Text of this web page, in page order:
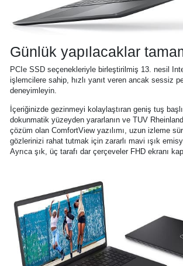
Günlük yapılacaklar
PCIe SSD seçenekleriyle birleştirilmiş 13. nesil
işlemcilere sahip, hızlı yanıt veren ancak sessiz
deneyimleyin.
İçeriğinizde gezinmeyi kolaylaştıran geniş tuş
dokunmatik yüzeyden yararlanın ve TUV
çözüm olan ComfortView yazılımı, uzun izleme
gözlerinizi rahat tutmak için zararlı mavi ışık
Ayrıca şık, üç tarafı dar çerçeveler FHD ekranı